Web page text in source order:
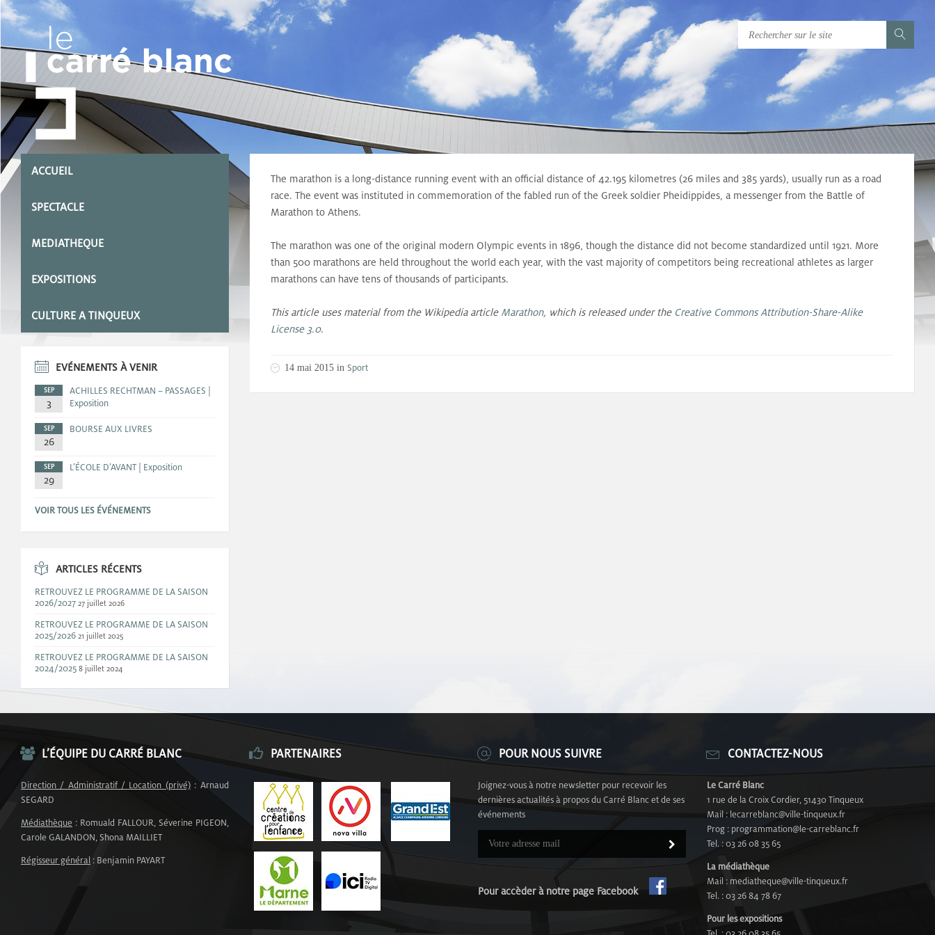
The marathon is a long-distance running event with an official distance of 42.195 kilometres (26 miles and 385 yards), usually run as a road
race. The event was instituted in commemoration of the fabled run of the Greek soldier Pheidippides, a messenger from the Battle of
Marathon to Athens.
The marathon was one of the original modern Olympic events in 1896, though the distance did not become standardized until 1921. More
than 500 marathons are held throughout the world each year, with the vast majority of competitors being recreational athletes as larger
marathons can have tens of thousands of participants.
This article uses material from the Wikipedia article Marathon, which is released under the Creative Commons Attribution-Share-Alike
License 3.0.
14 mai 2015 in Sport
ACCUEIL
SPECTACLE
MEDIATHEQUE
EXPOSITIONS
CULTURE A TINQUEUX
EVÉNEMENTS À VENIR
SEP
3
ACHILLES RECHTMAN – PASSAGES |
Exposition
SEP
26
BOURSE AUX LIVRES
SEP
29
L’ÉCOLE D’AVANT | Exposition
VOIR TOUS LES ÉVÉNEMENTS
ARTICLES RÉCENTS
RETROUVEZ LE PROGRAMME DE LA SAISON
2026/2027 27 juillet 2026
RETROUVEZ LE PROGRAMME DE LA SAISON
2025/2026 21 juillet 2025
RETROUVEZ LE PROGRAMME DE LA SAISON
2024/2025 8 juillet 2024
L’ÉQUIPE DU CARRÉ BLANC
Direction / Administratif / Location (privé): Arnaud
SEGARD
Médiathèque : Romuald FALLOUR, Séverine PIGEON,
Carole GALANDON, Shona MAILLIET
Régisseur général : Benjamin PAYART
PARTENAIRES POUR NOUS SUIVRE
Joignez-vous à notre newsletter pour recevoir les
dernières actualités à propos du Carré Blanc et de ses
événements
Pour accèder à notre page Facebook
CONTACTEZ-NOUS
Le Carré Blanc
1 rue de la Croix Cordier, 51430 Tinqueux
Mail : lecarreblanc@ville-tinqueux.fr
Prog : programmation@le-carreblanc.fr
Tel. : 03 26 08 35 65
La médiathèque
Mail : mediatheque@ville-tinqueux.fr
Tel. : 03 26 84 78 67
Pour les expositions